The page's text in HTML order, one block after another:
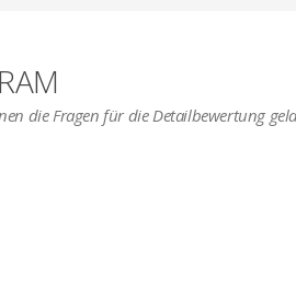
die Fragen für die Detailbewertung